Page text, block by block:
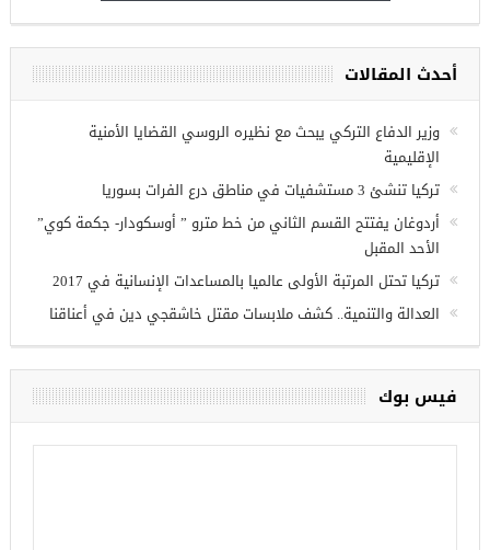
فرص عمل للسوريين في
وزير الدفاع التركي يبحث مع نظيره الروسي القضايا الأمنية
الإقليمية
تركيا تنشئ 3 مستشفيات في مناطق درع الفرات بسوريا
أردوغان يفتتح القسم الثاني من خط مترو ” أوسكودار- جكمة كوي”
الأحد المقبل
تركيا تحتل المرتبة الأولى عالميا بالمساعدات الإنسانية في 2017
العدالة والتنمية.. كشف ملابسات مقتل خاشقجي دين في أعناقنا